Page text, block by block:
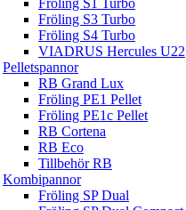
Fröling S1 Turbo
Fröling S3 Turbo
Fröling S4 Turbo
VIADRUS Hercules U22
Pelletspannor
RB Grand Lux
Fröling PE1 Pellet
Fröling PE1c Pellet
RB Cortena
RB Eco
Tillbehör RB
Kombipannor
Fröling SP Dual